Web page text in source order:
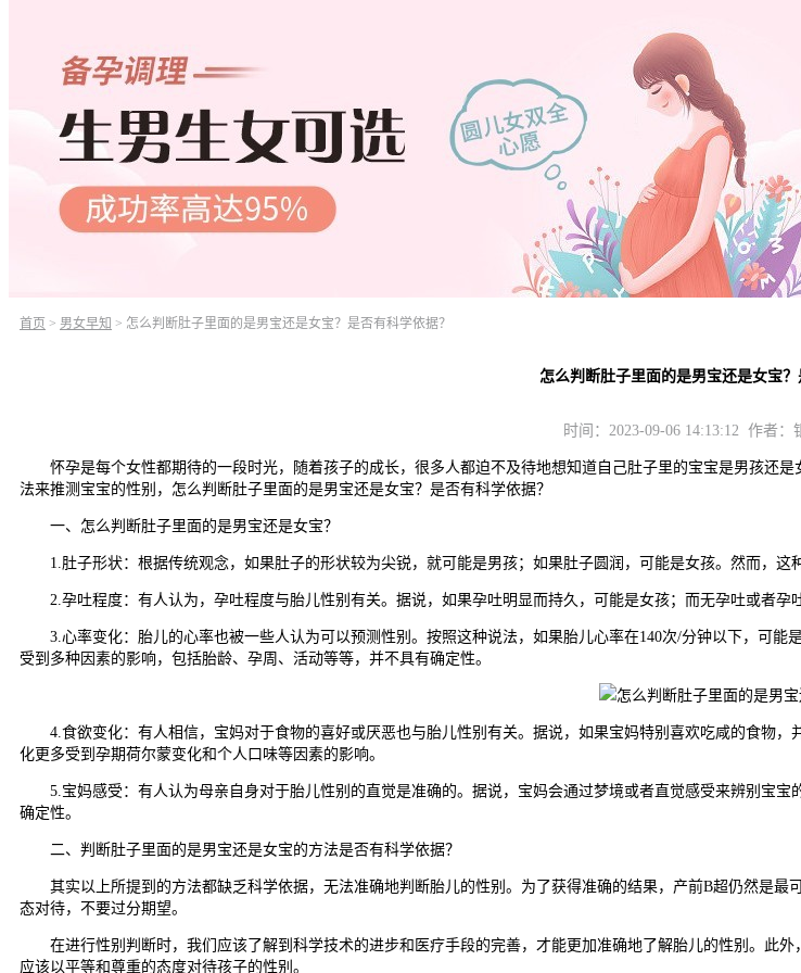
首页 > 男女早知 > 怎么判断肚子里面的是男宝还是女宝？是否有科学依据？
怎么判断肚子里面的是男宝还是女宝？
时间：2023-09-06 14:13:12 作者
怀孕是每个女性都期待的一段时光，随着孩子的成长，很多人都迫不及待地想知道自己肚子里的宝宝是男孩还
法来推测宝宝的性别，怎么判断肚子里面的是男宝还是女宝？是否有科学依据？
一、怎么判断肚子里面的是男宝还是女宝？
1.肚子形状：根据传统观念，如果肚子的形状较为尖锐，就可能是男孩；如果肚子圆润，可能是女孩。然而，这
2.孕吐程度：有人认为，孕吐程度与胎儿性别有关。据说，如果孕吐明显而持久，可能是女孩；而无孕吐或者孕
3.心率变化：胎儿的心率也被一些人认为可以预测性别。按照这种说法，如果胎儿心率在140次/分钟以下，可能
受到多种因素的影响，包括胎龄、孕周、活动等等，并不具有确定性。
4.食欲变化：有人相信，宝妈对于食物的喜好或厌恶也与胎儿性别有关。据说，如果宝妈特别喜欢吃咸的食物，
化更多受到孕期荷尔蒙变化和个人口味等因素的影响。
5.宝妈感受：有人认为母亲自身对于胎儿性别的直觉是准确的。据说，宝妈会通过梦境或者直觉感受来辨别宝宝
确定性。
二、判断肚子里面的是男宝还是女宝的方法是否有科学依据？
其实以上所提到的方法都缺乏科学依据，无法准确地判断胎儿的性别。为了获得准确的结果，产前B超仍然是最
态对待，不要过分期望。
在进行性别判断时，我们应该了解到科学技术的进步和医疗手段的完善，才能更加准确地了解胎儿的性别。此外
应该以平等和尊重的态度对待孩子的性别。